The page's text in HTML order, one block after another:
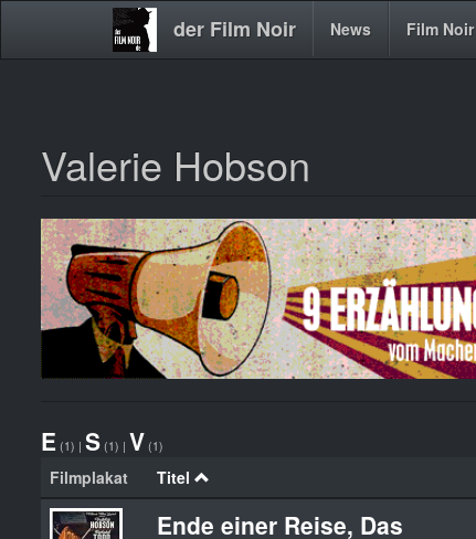
Direkt
der Film Noir
Main News Film Noir
Valerie Hobson
E (1) | S (1) | V (1)
Filmplakat Titel
Ende einer Reise, Das